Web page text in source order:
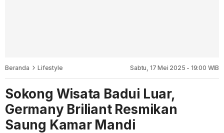
Beranda Lifestyle Sabtu, 17 Mei 2025 - 19:00 WIB
Sokong Wisata Badui Luar,
Germany Briliant Resmikan
Saung Kamar Mandi